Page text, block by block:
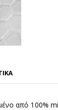
από 100%